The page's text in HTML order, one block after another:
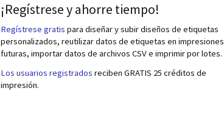
¡Regístrese y ahorre tiempo!
Regístrese gratis para diseñar y subir diseños de etiquetas
personalizados, reutilizar datos de etiquetas en impresiones
futuras, importar datos de archivos CSV e imprimir por lotes.
Los usuarios registrados reciben GRATIS 25 créditos de
impresión.